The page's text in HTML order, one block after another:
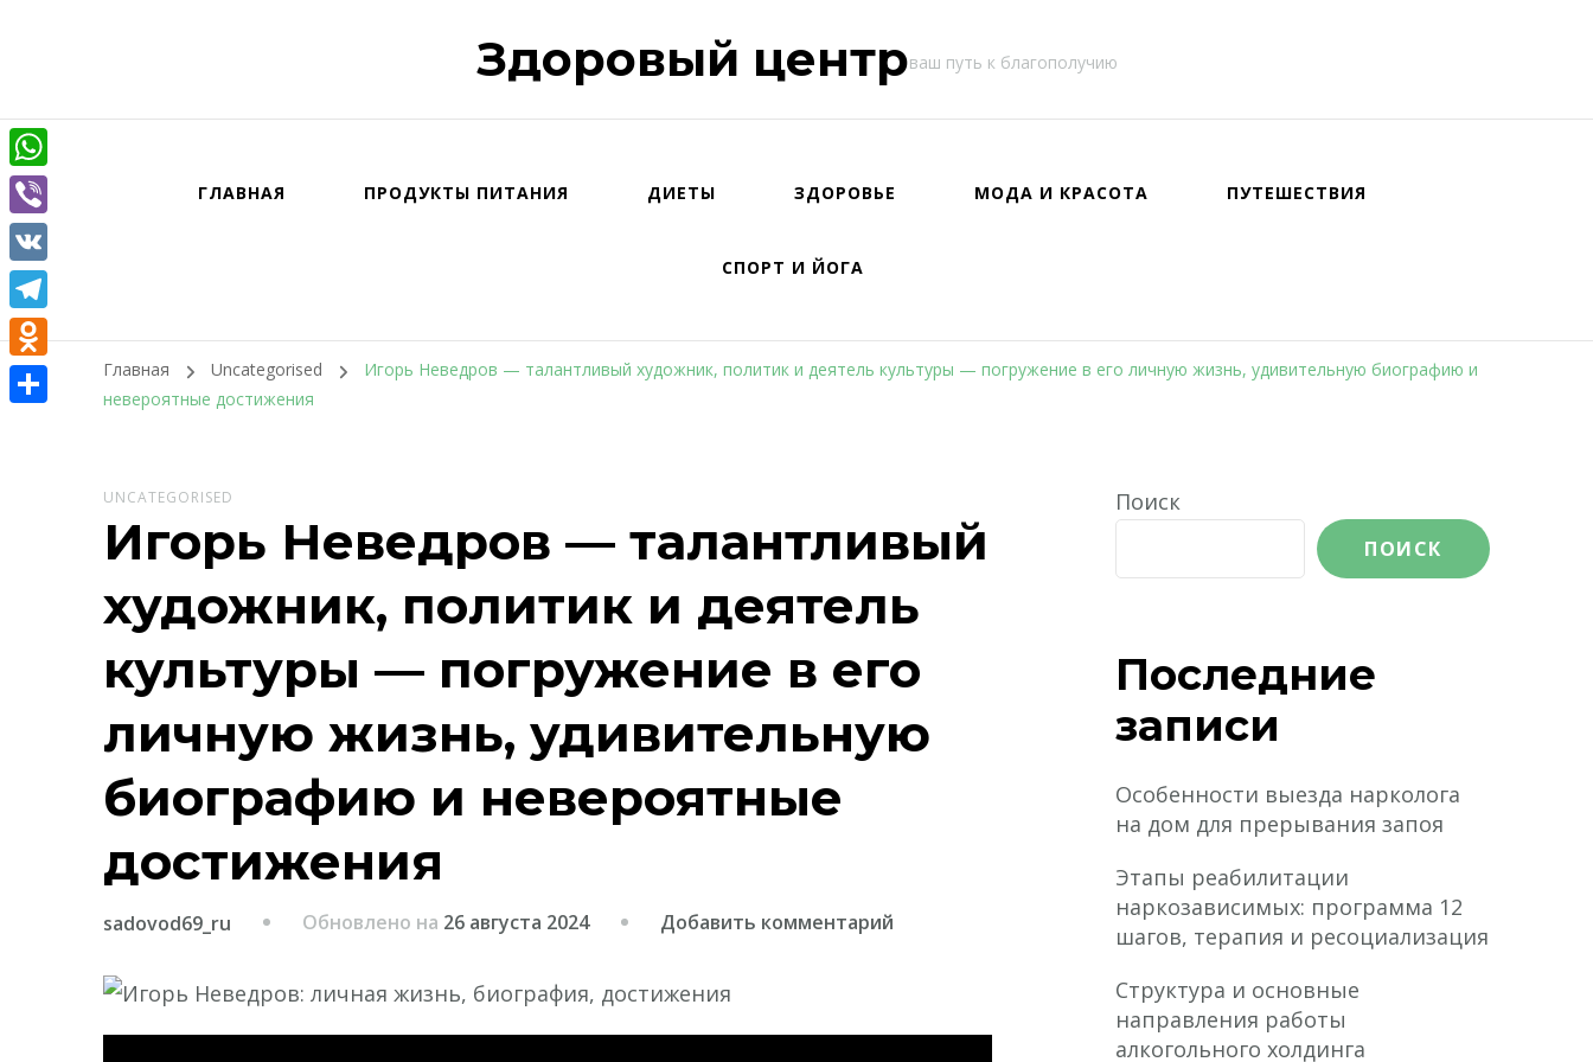
Здоровый центрваш путь к благополучию
ГЛАВНАЯ ПРОДУКТЫ ПИТАНИЯ ДИЕТЫ ЗДОРОВЬЕ МОДА И КРАСОТА ПУТЕШЕСТВИЯ
СПОРТ И ЙОГА
Главная Uncategorised
Игорь Неведров — талантливый художник, политик и деятель культуры — погружение в его личную жизнь, удивительную биографию и
невероятные достижения
UNCATEGORISED
Игорь Неведров — талантливый
художник, политик и деятель
культуры — погружение в его
личную жизнь, удивительную
биографию и невероятные
достижения
sadovod69_ru Обновлено на 26 августа 2024 Добавить комментарий
Поиск
ПОИСК
Последние
записи
Особенности выезда нарколога
на дом для прерывания запоя
Этапы реабилитации
наркозависимых: программа 12
шагов, терапия и ресоциализация
Структура и основные
направления работы
алкогольного холдинга
WhatsApp
Viber
VK
Telegram
Odnoklassniki